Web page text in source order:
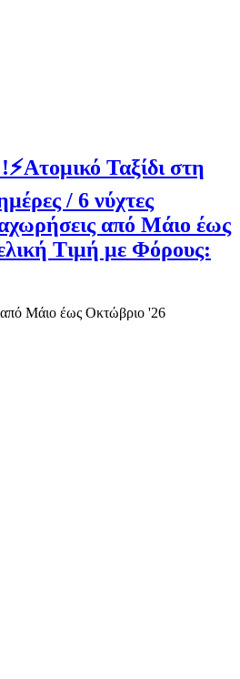
Ταξίδι στη
/ 6 νύχτες
από Μάιο έως
Τιμή με Φόρους:
Μάιο έως Οκτώβριο '26